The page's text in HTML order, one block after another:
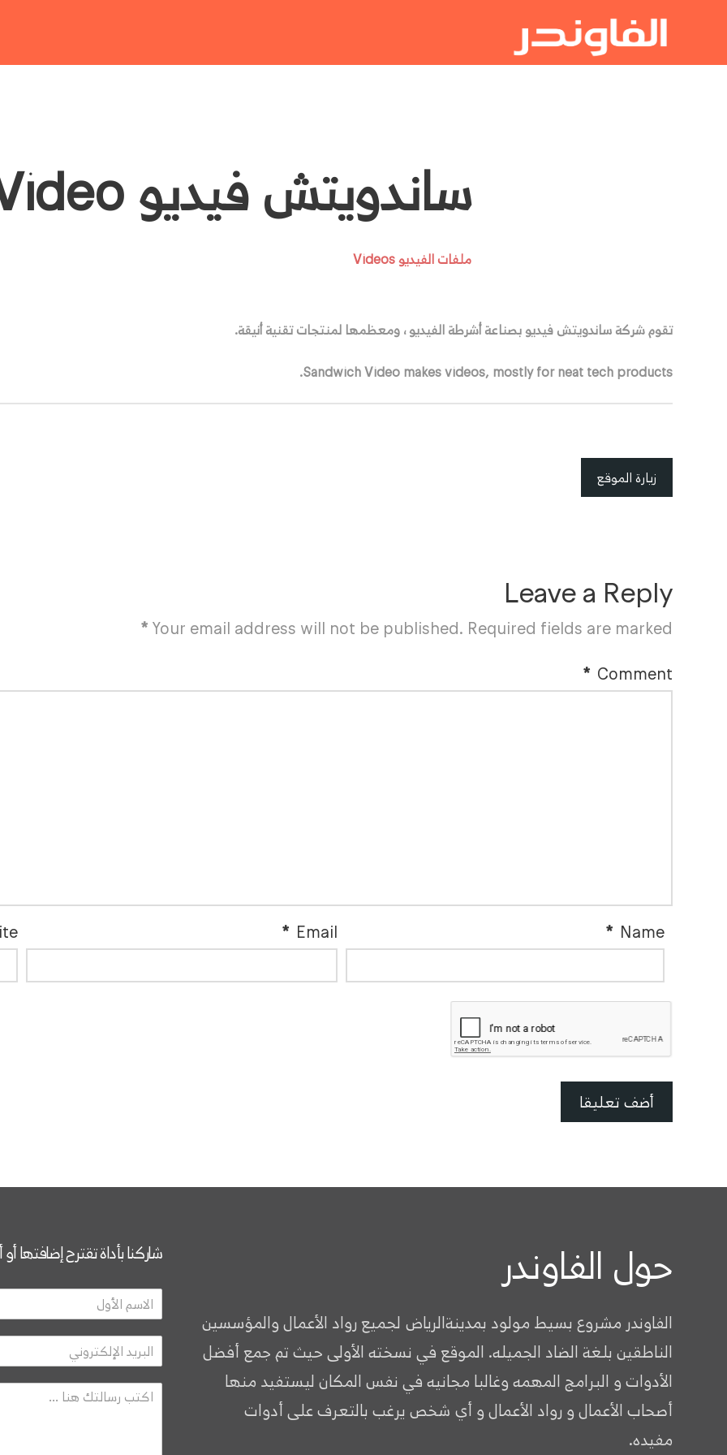
ساندويتش فيديو Sandwich Video
ملفات الفيديو Videos
تقوم شركة ساندويتش فيديو بصناعة أشرطة الفيديو ، ومعظمها لمنتجات تقنية أنيقة.
Sandwich Video makes videos, mostly for neat tech products.
زيارة الموقع
Leave a Reply
Your email address will not be published. Required fields are marked
*
Comment
*
Name
*
Email
*
شاركنا بأداة تقترح إضافتها حول الفاوندر
الفاوندر مشروع بسيط مولود بمدينةالرياض لجميع رواد الأعمال والمؤسسين
الناطقين بلغة الضاد الجميله. الموقع في نسخته الأولى حيث تم جمع أفضل
الأدوات و البرامج المهمه وغالبا مجانيه في نفس المكان ليستفيد منها
أصحاب الأعمال و رواد الأعمال و أي شخص يرغب بالتعرف على أدوات
مفيده.